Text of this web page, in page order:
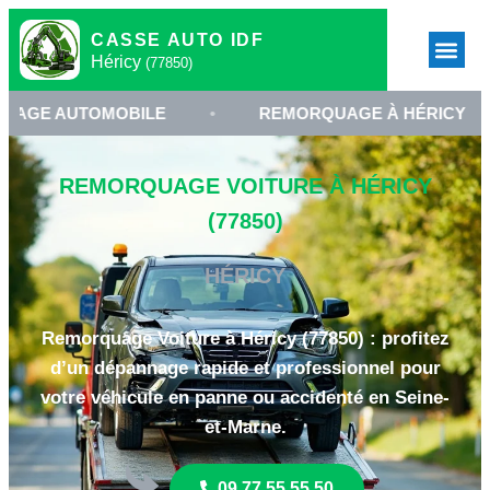
CASSE AUTO IDF
Héricy (77850)
• REMORQUAGE À HÉRICY •
REMORQUAGE VOITURE À HÉRICY
(77850)
HÉRICY
Remorquage Voiture à Héricy (77850) : profitez
d’un dépannage rapide et professionnel pour
votre véhicule en panne ou accidenté en Seine-
et-Marne.